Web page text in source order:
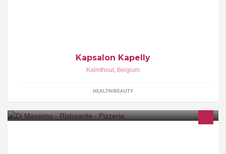
Kapsalon Kapelly
Kalmthout, Belgium
HEALTH/BEAUTY